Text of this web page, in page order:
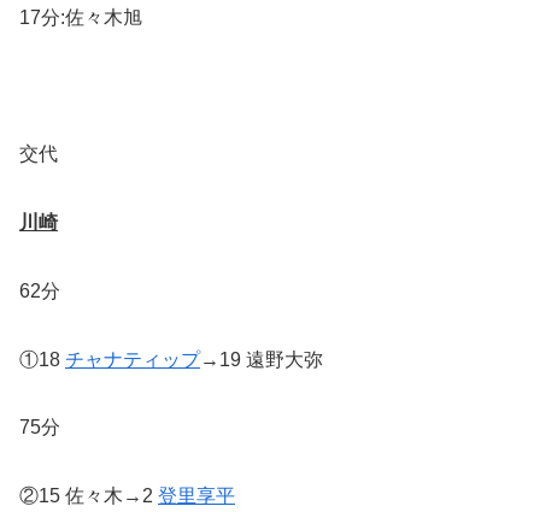
17分:佐々木旭
交代
川崎
62分
①18 チャナティップ→19 遠野大弥
75分
②15 佐々木→2 登里享平